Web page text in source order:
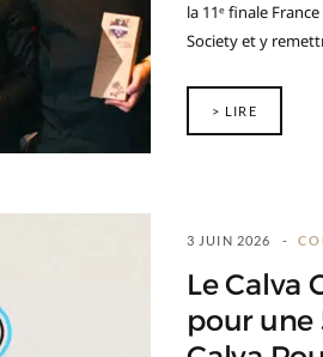
la 11ᵉ finale
Society et y
> LIRE
3 JUIN 2026
Le Calva
pour une